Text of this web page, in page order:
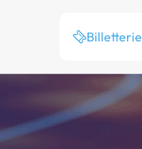
Billetterie